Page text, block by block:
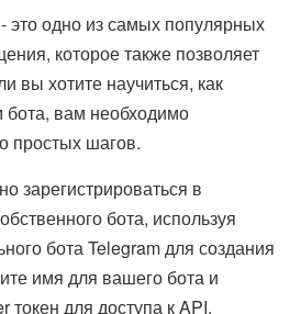
это одно из самых популярных
которое также позволяет
вы хотите научиться, как
бота, вам необходимо
простых шагов.
зарегистрироваться в
бота, используя
бота Telegram для создания
имя для вашего бота и
токен для доступа к API.